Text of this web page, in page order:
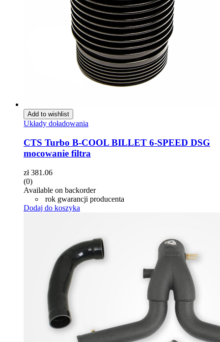
Add to wishlist
Układy doładowania
CTS Turbo B-COOL BILLET 6-SPEED DSG
mocowanie filtra
zł381.06
(0)
Available on backorder
rok gwarancji producenta
Dodaj do koszyka